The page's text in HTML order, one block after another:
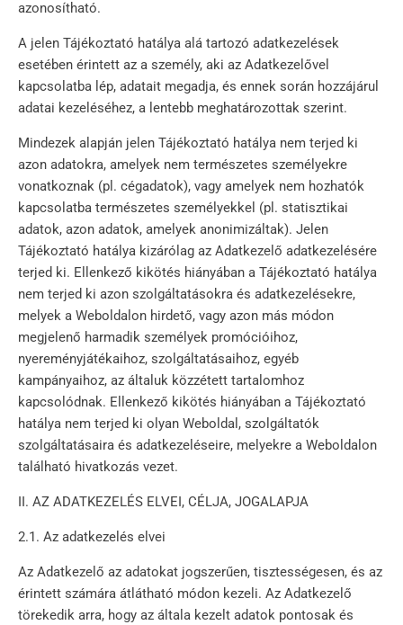
azonosítható.
A jelen Tájékoztató hatálya alá tartozó adatkezelések
esetében érintett az a személy, aki az Adatkezelővel
kapcsolatba lép, adatait megadja, és ennek során hozzájárul
adatai kezeléséhez, a lentebb meghatározottak szerint.
Mindezek alapján jelen Tájékoztató hatálya nem terjed ki
azon adatokra, amelyek nem természetes személyekre
vonatkoznak (pl. cégadatok), vagy amelyek nem hozhatók
kapcsolatba természetes személyekkel (pl. statisztikai
adatok, azon adatok, amelyek anonimizáltak). Jelen
Tájékoztató hatálya kizárólag az Adatkezelő adatkezelésére
terjed ki. Ellenkező kikötés hiányában a Tájékoztató hatálya
nem terjed ki azon szolgáltatásokra és adatkezelésekre,
melyek a Weboldalon hirdető, vagy azon más módon
megjelenő harmadik személyek promócióihoz,
nyereményjátékaihoz, szolgáltatásaihoz, egyéb
kampányaihoz, az általuk közzétett tartalomhoz
kapcsolódnak. Ellenkező kikötés hiányában a Tájékoztató
hatálya nem terjed ki olyan Weboldal, szolgáltatók
szolgáltatásaira és adatkezeléseire, melyekre a Weboldalon
található hivatkozás vezet.
II. AZ ADATKEZELÉS ELVEI, CÉLJA, JOGALAPJA
2.1. Az adatkezelés elvei
Az Adatkezelő az adatokat jogszerűen, tisztességesen, és az
érintett számára átlátható módon kezeli. Az Adatkezelő
törekedik arra, hogy az általa kezelt adatok pontosak és